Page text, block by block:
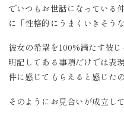
でいつもお世話になっている
に「性格的にうまくいきそう
彼女の希望を100%満たす彼
明記してある事項だけでは表
件に感じてもらえると感じたの
そのようにお見合いが成立し